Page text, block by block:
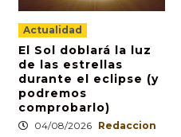
Actualidad
El Sol doblará la luz
de las estrellas
durante el eclipse (y
podremos
comprobarlo)
04/08/2026 Redaccion